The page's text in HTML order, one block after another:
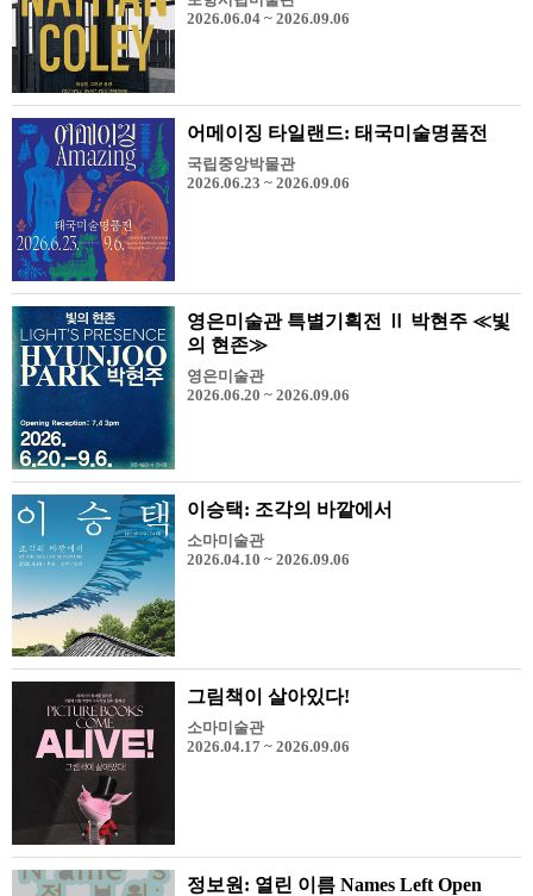
2026.06.04 ~ 2026.09.06
어메이징 타일랜드: 태국미술명품전
국립중앙박물관
2026.06.23 ~ 2026.09.06
영은미술관 특별기획전 Ⅱ 박현주 ≪빛
의 현존≫
영은미술관
2026.06.20 ~ 2026.09.06
이승택: 조각의 바깥에서
소마미술관
2026.04.10 ~ 2026.09.06
그림책이 살아있다!
소마미술관
2026.04.17 ~ 2026.09.06
정보원: 열린 이름 Names Left Open